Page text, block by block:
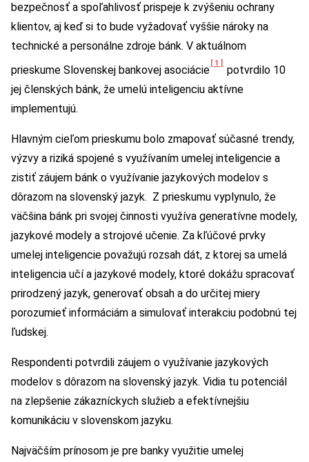
bezpečnosť a spoľahlivosť prispeje k zvýšeniu ochrany
klientov, aj keď si to bude vyžadovať vyššie nároky na
technické a personálne zdroje bánk. V aktuálnom
prieskume Slovenskej bankovej asociácie
[1]
potvrdilo 10
jej členských bánk, že umelú inteligenciu aktívne
implementujú.
Hlavným cieľom prieskumu bolo zmapovať súčasné trendy,
výzvy a riziká spojené s využívaním umelej inteligencie a
zistiť záujem bánk o využívanie jazykových modelov s
dôrazom na slovenský jazyk. Z prieskumu vyplynulo, že
väčšina bánk pri svojej činnosti využíva generatívne modely,
jazykové modely a strojové učenie. Za kľúčové prvky
umelej inteligencie považujú rozsah dát, z ktorej sa umelá
inteligencia učí a jazykové modely, ktoré dokážu spracovať
prirodzený jazyk, generovať obsah a do určitej miery
porozumieť informáciám a simulovať interakciu podobnú tej
ľudskej.
Respondenti potvrdili záujem o využívanie jazykových
modelov s dôrazom na slovenský jazyk. Vidia tu potenciál
na zlepšenie zákazníckych služieb a efektívnejšiu
komunikáciu v slovenskom jazyku.
Najväčším prínosom je pre banky využitie umelej